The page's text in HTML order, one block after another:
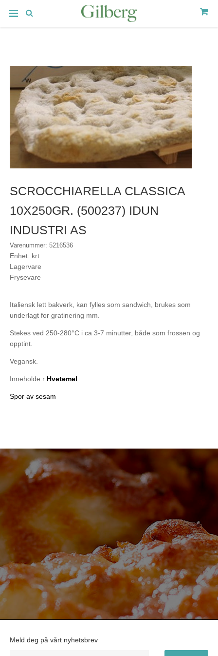
SCROCCHIARELLA CLASSICA
10X250GR. (500237) IDUN
INDUSTRI AS
Varenummer: 5216536
Enhet: krt
Lagervare
Frysevare
Italiensk lett bakverk, kan fylles som sandwich, brukes som
underlagt for gratinering mm.
Stekes ved 250-280°C i ca 3-7 minutter, både som frossen og
opptint.
Vegansk.
Inneholde:r Hvetemel
Spor av sesam
Meld deg på vårt nyhetsbrev